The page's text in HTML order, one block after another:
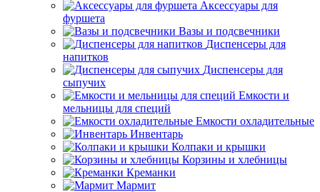
Аксессуары для
фуршета
Вазы и подсвечники
Диспенсеры для
напитков
Диспенсеры для
сыпучих
Емкости и
мельницы для специй
Емкости охладительные
Инвентарь
Колпаки и крышки
Корзины и хлебницы
Креманки
Мармит